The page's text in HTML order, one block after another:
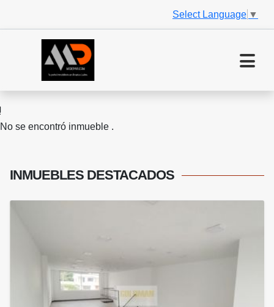
Select Language ▼
No se encontró inmueble .
INMUEBLES DESTACADOS